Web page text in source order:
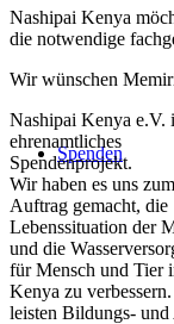
Spenden
Nashipai Kenya
die notwendige
Wir wünschen
Nashipai Kenya e.V.
ehrenamtliches
Spendenprojekt.
Wir haben es uns zum
Auftrag gemacht, die
Lebenssituation der
und die
für Mensch und Tier
Kenya zu
leisten Bildungs-